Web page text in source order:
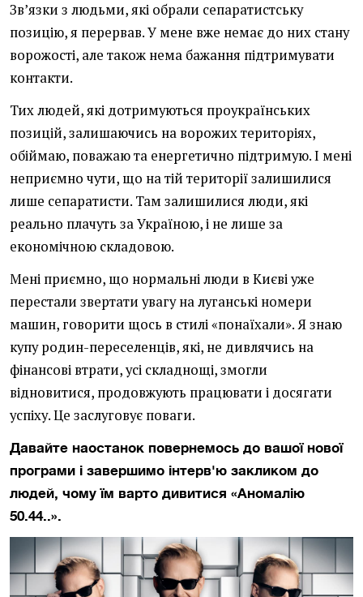
Зв’язки з людьми, які обрали сепаратистську
позицію, я перервав. У мене вже немає до них стану
ворожості, але також нема бажання підтримувати
контакти.
Тих людей, які дотримуються проукраїнських
позицій, залишаючись на ворожих територіях,
обіймаю, поважаю та енергетично підтримую. І мені
неприємно чути, що на тій території залишилися
лише сепаратисти. Там залишилися люди, які
реально плачуть за Україною, і не лише за
економічною складовою.
Мені приємно, що нормальні люди в Києві уже
перестали звертати увагу на луганські номери
машин, говорити щось в стилі «понаїхали». Я знаю
купу родин-переселенців, які, не дивлячись на
фінансові втрати, усі складнощі, змогли
відновитися, продовжують працювати і досягати
успіху. Це заслуговує поваги.
Давайте наостанок повернемось до вашої нової
програми і завершимо інтерв'ю закликом до
людей, чому їм варто дивитися «Аномалію
50.44..».